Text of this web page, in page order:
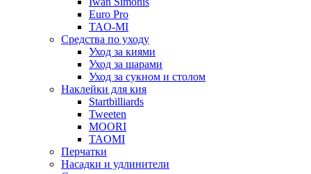
Euro Pro
TAO-MI
Средства по уходу
Уход за киями
Уход за шарами
Уход за сукном и столом
Наклейки для кия
Startbilliards
Tweeten
MOORI
TAOMI
Перчатки
Насадки и удлинители